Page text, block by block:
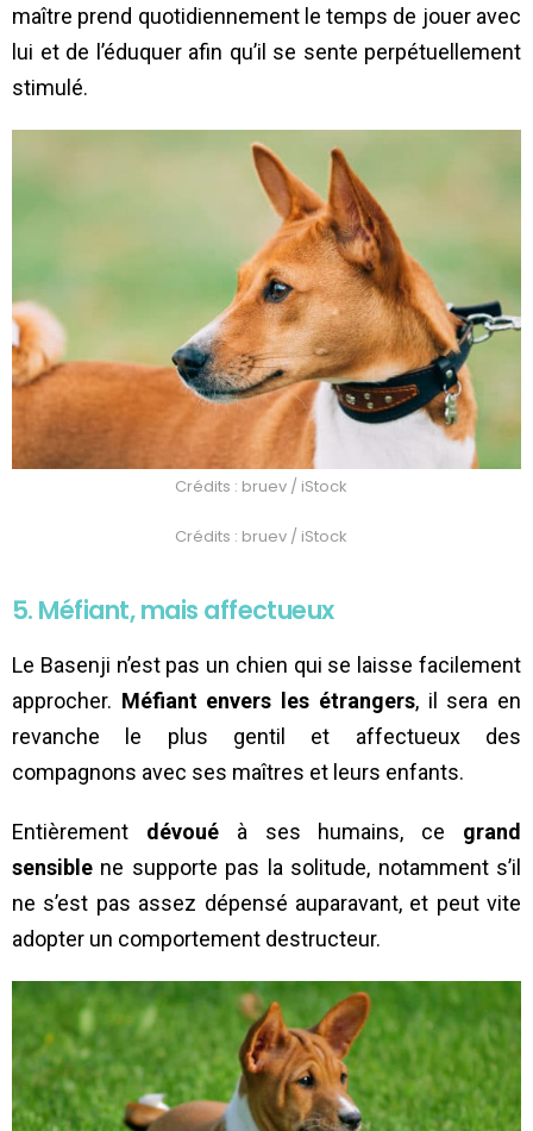
maître prend quotidiennement le temps de jouer avec
lui et de l’éduquer afin qu’il se sente perpétuellement
stimulé.
Crédits : bruev / iStock
Crédits : bruev / iStock
5. Méfiant, mais affectueux
Le Basenji n’est pas un chien qui se laisse facilement
approcher. Méfiant envers les étrangers, il sera en
revanche le plus gentil et affectueux des
compagnons avec ses maîtres et leurs enfants.
Entièrement dévouéà ses humains, ce grand
sensible ne supporte pas la solitude, notamment s’il
ne s’est pas assez dépensé auparavant, et peut vite
adopter un comportement destructeur.